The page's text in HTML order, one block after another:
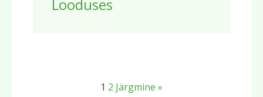
Looduses
1 2 Järgmine »